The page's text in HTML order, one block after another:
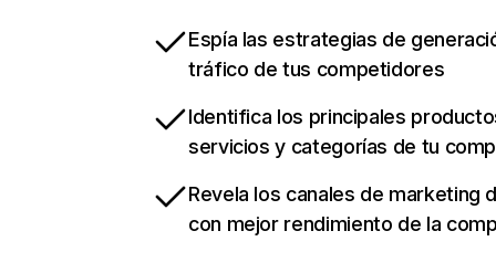
Espía las estrategias de
tráfico de tus competidores
Identifica los principales
servicios y categorías de tu
Revela los canales de marketing
con mejor rendimiento de la